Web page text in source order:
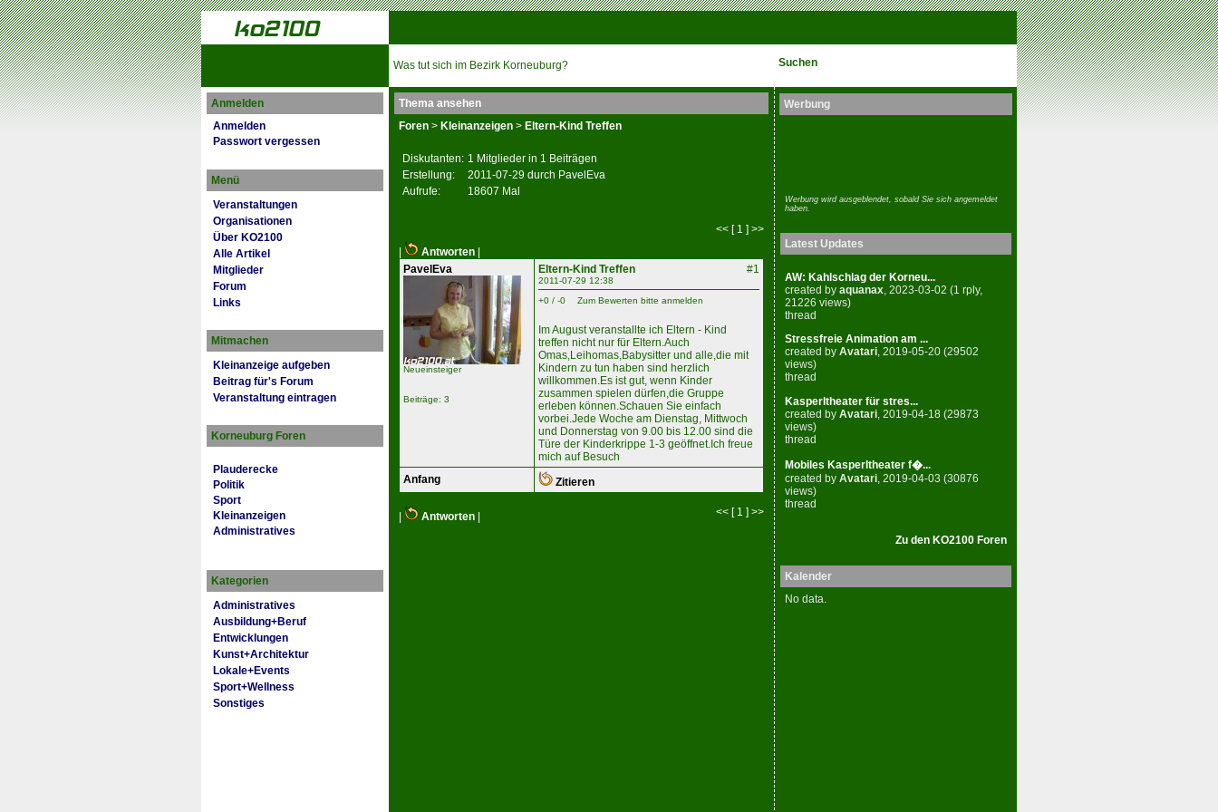
Was tut sich im Bezirk Korneuburg? Suchen
Anmelden
Anmelden
Passwort vergessen
Menü
Veranstaltungen
Organisationen
Über KO2100
Alle Artikel
Mitglieder
Forum
Links
Mitmachen
Kleinanzeige aufgeben
Beitrag für's Forum
Veranstaltung eintragen
Korneuburg Foren
Plauderecke
Politik
Sport
Kleinanzeigen
Administratives
Kategorien
Administratives
Ausbildung+Beruf
Entwicklungen
Kunst+Architektur
Lokale+Events
Sport+Wellness
Sonstiges
Thema ansehen
Foren > Kleinanzeigen > Eltern-Kind Treffen
Diskutanten: 1 Mitglieder in 1 Beiträgen
Erstellung:
2011-07-29 durch PavelEva
Aufrufe:
18607 Mal
<< [ 1 ] >>
Antworten
PavelEva
Neueinsteiger
Beiträge: 3
#1
Eltern-Kind Treffen
2011-07-29 12:38
+0 / -0
Zum Bewerten bitte anmelden
Im August veranstallte ich Eltern - Kind
treffen nicht nur für Eltern.Auch
Omas,Leihomas,Babysitter und alle,die mit
Kindern zu tun haben sind herzlich
willkommen.Es ist gut, wenn Kinder
zusammen spielen dürfen,die Gruppe
erleben können.Schauen Sie einfach
vorbei.Jede Woche am Dienstag, Mittwoch
und Donnerstag von 9.00 bis 12.00 sind die
Türe der Kinderkrippe 1-3 geöffnet.Ich freue
mich auf Besuch
Anfang
Zitieren
<< [ 1 ] >>
Antworten
Werbung
Werbung wird ausgeblendet, sobald Sie sich angemeldet
haben.
Latest Updates
AW: Kahlschlag der Korneu...
created by aquanax, 2023-03-02 (1 rply,
21226 views)
thread
Stressfreie Animation am ...
created by Avatari, 2019-05-20 (29502
views)
thread
Kasperltheater für stres...
created by Avatari , 2019-04-18 (29873
views)
thread
Mobiles Kasperltheater f�...
created by Avatari , 2019-04-03 (30876
views)
thread
Zu den KO2100 Foren
Kalender
No data.